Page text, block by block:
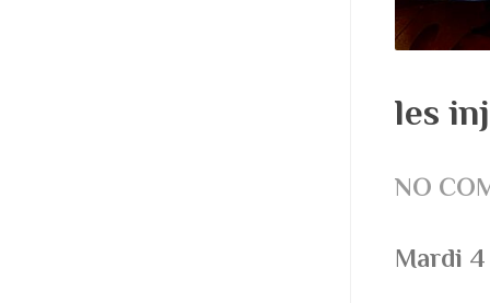
les
NO
Mardi